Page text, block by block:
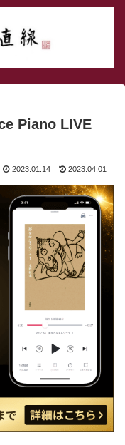
Piano LIVE
2023.01.14 2023.04.01